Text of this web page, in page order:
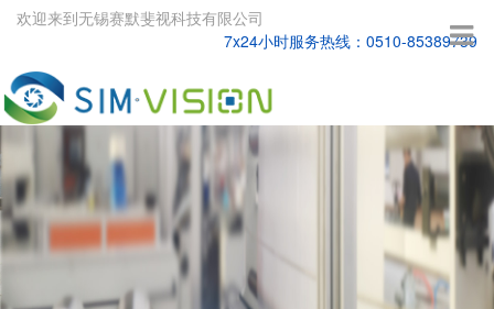
欢迎来到无锡赛默斐视科技有限公司
7x24小时服务热线：0510-85389739